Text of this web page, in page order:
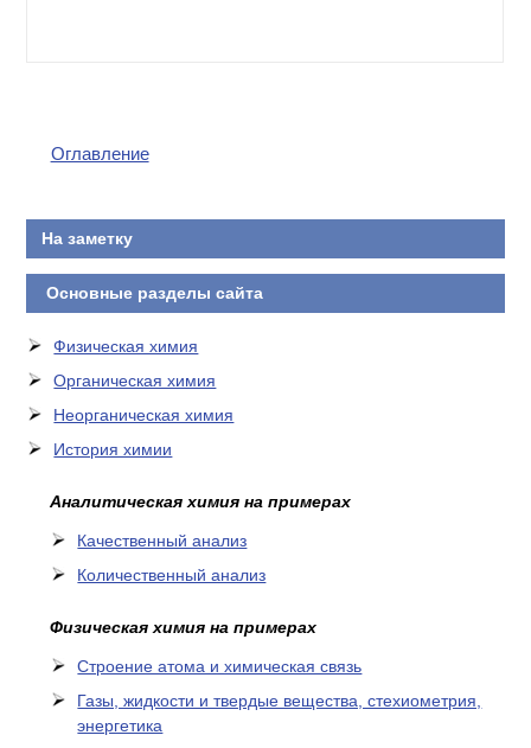
Оглавление
На заметку
Основные разделы сайта
Физическая химия
Органическая химия
Неорганическая химия
История химии
Аналитическая химия на примерах
Качественный анализ
Количественный анализ
Физическая химия на примерах
Cтроение атома и химическая связь
Газы, жидкости и твердые вещества, стехиометрия,
энергетика